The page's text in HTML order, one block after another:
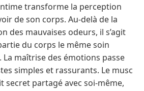
transforme la perception
de son corps. Au-delà de la
des mauvaises odeurs, il s’agit
du corps le même soin
La maîtrise des émotions passe
simples et rassurants. Le musc
secret partagé avec soi-même,